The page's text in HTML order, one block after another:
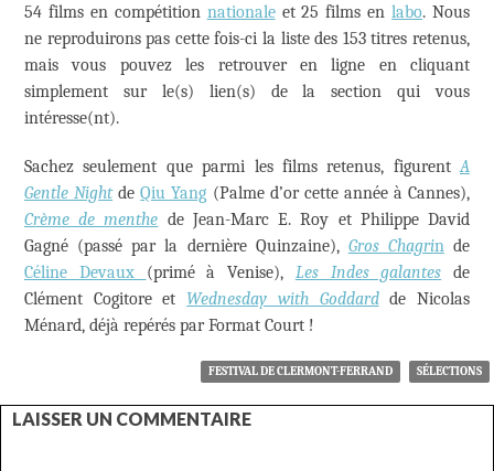
54 films en compétition nationaleet 25 films enlabo. Nous
ne reproduirons pas cette fois-ci la liste des 153 titres retenus,
mais vous pouvez les retrouver en ligne en cliquant
simplement sur le(s) lien(s) de la section qui vous
intéresse(nt).
Sachez seulement que parmi les films retenus, figurentA
Gentle NightdeQiu Yang (Palme d’or cette année à Cannes),
Crème de menthe de Jean-Marc E. Roy et Philippe David
Gagné (passé par la dernière Quinzaine), Gros Chagrinde
Céline Devaux (primé à Venise), Les Indes galantes de
Clément Cogitore et Wednesday with Goddardde Nicolas
Ménard, déjà repérés par Format Court !
FESTIVAL DE CLERMONT-FERRAND SÉLECTIONS
LAISSER UN COMMENTAIRE